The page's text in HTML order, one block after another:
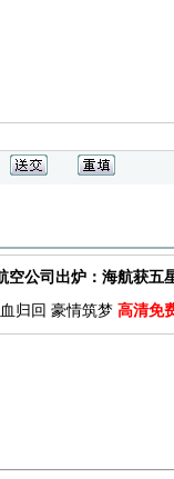
空公司出炉：海航获五
归回 豪情筑梦 高清免